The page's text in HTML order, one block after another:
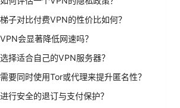
子对比付费VPN的性价比如何？
会显著降低网速吗？
择适合自己的VPN服务器？
要同时使用Tor或代理来提升匿名性？
行安全的退订与支付保护？